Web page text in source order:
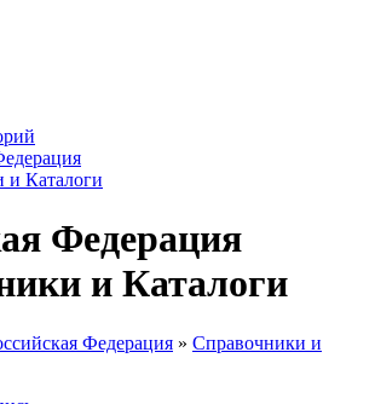
и Каталоги
Федерация
и Каталоги
Федерация » Справочники и